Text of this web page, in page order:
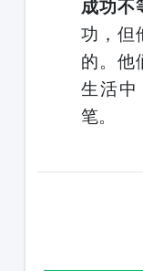
成功不
功，但
的。他
生活
笔。